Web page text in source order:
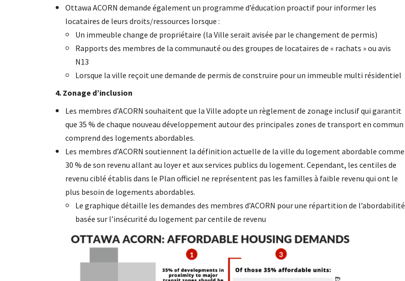
Ottawa ACORN demande également un programme d’éducation proactif pour informer les
locataires de leurs droits/ressources lorsque :
Un immeuble change de propriétaire (la Ville serait avisée par le changement de permis)
Rapports des membres de la communauté ou des groupes de locataires de « rachats » ou avis
N13
Lorsque la ville reçoit une demande de permis de construire pour un immeuble multi résidentiel
4. Zonage d’inclusion
Les membres d’ACORN souhaitent que la Ville adopte un règlement de zonage inclusif qui garantit
que 35 % de chaque nouveau développement autour des principales zones de transport en commun
comprend des logements abordables.
Les membres d’ACORN soutiennent la définition actuelle de la ville du logement abordable comme
30 % de son revenu allant au loyer et aux services publics du logement. Cependant, les centiles de
revenu ciblé établis dans le Plan officiel ne représentent pas les familles à faible revenu qui ont le
plus besoin de logements abordables.
Le graphique détaille les demandes des membres d’ACORN pour une répartition de l’abordabilité
basée sur l’insécurité du logement par centile de revenu